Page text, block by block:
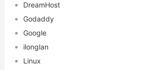
DreamHost
Godaddy
Google
ilonglan
Linux